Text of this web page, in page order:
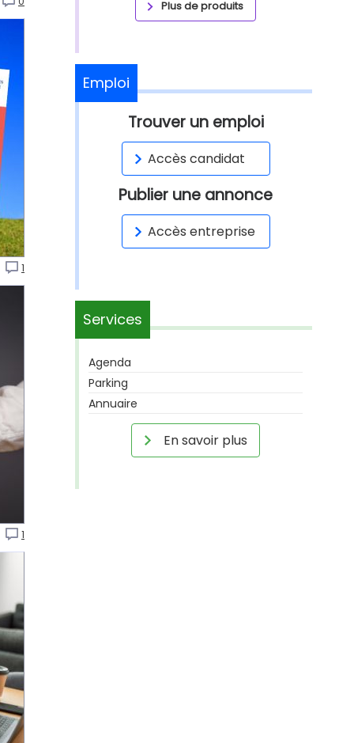
1
1
Plus de produits
Emploi
Trouver un emploi
Accès candidat
Publier une annonce
Accès entreprise
Services
Agenda
Parking
Annuaire
En savoir plus